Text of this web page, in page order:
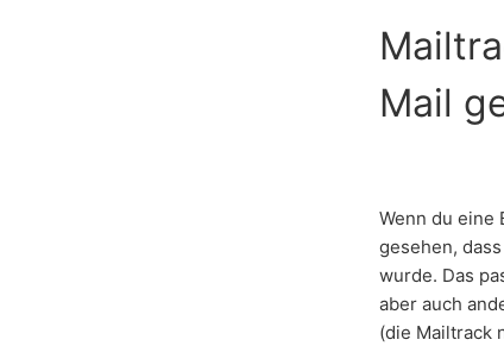
Mail
Wenn du eine
gesehen,
wurde. Das
aber auch
(die Mailtrack